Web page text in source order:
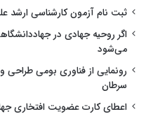
ثبت نام آزمون کارشناسی ارشد
اگر روحیه جهادی در
می‌شود
رونمایی از فناوری بومی
سرطان
اعطای کارت عضویت افتخاری